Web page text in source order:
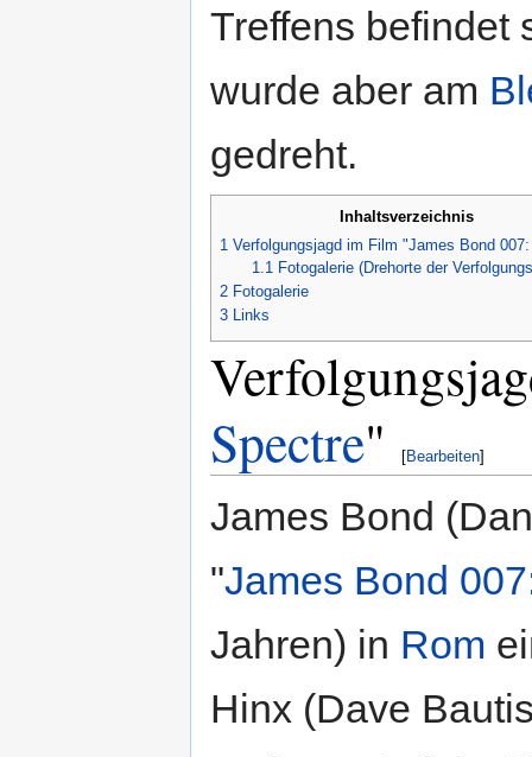
Treffens befindet
wurde aber am
gedreht.
Inhaltsverzeichnis
1 Verfolgungsjagd im Film "James Bond
1.1 Fotogalerie (Drehorte der
2 Fotogalerie
3 Links
Spectre" [Bearbeiten]
James Bond
"James Bond
Jahren) in Rom
Hinx (Dave